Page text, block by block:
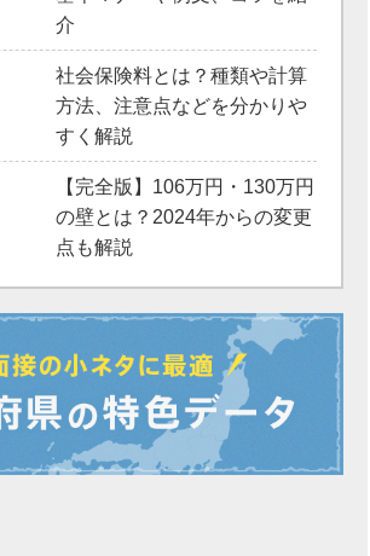
介
社会保険料とは？種類や計算
方法、注意点などを分かりや
すく解説
【完全版】106万円・130万円
の壁とは？2024年からの変更
点も解説